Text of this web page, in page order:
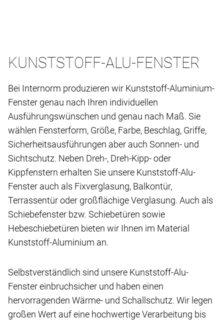
KUNSTSTOFF-ALU-FENSTER
Bei Internorm produzieren wir Kunststoff-Aluminium-
Fenster genau nach Ihren individuellen
Ausführungswünschen und genau nach Maß. Sie
wählen Fensterform, Größe, Farbe, Beschlag, Griffe,
Sicherheitsausführungen aber auch Sonnen- und
Sichtschutz. Neben Dreh-, Dreh-Kipp- oder
Kippfenstern erhalten Sie unsere Kunststoff-Alu-
Fenster auch als Fixverglasung, Balkontür,
Terrassentür oder großflächige Verglasung. Auch als
Schiebefenster bzw. Schiebetüren sowie
Hebeschiebetüren bieten wir Ihnen im Material
Kunststoff-Aluminium an.
Selbstverständlich sind unsere Kunststoff-Alu-
Fenster einbruchsicher und haben einen
hervorragenden Wärme- und Schallschutz. Wir legen
großen Wert auf eine hochwertige Verarbeitung bis